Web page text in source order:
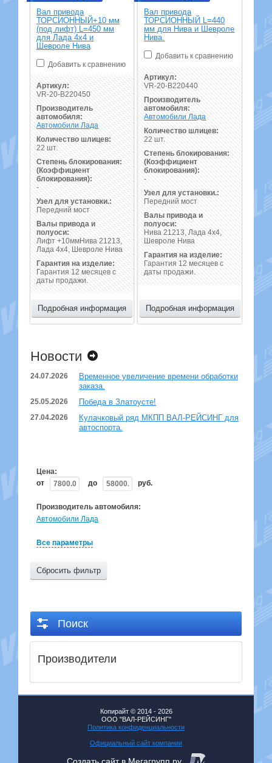
Поиск
Производители
Вал привода
ТОРСИОННЫЙ+10 мм
(под лифт) L=450 мм
для Лада 4х4 и
Шевроле Нива
Добавить к сравнению
Артикул:
VR-20-B220450
Производитель
автомобиля:
Автомобили Лада
Количество шлицев:
22 шт.
Степень блокирования:
(Коэффициент
блокирования):
-
Узел для установки.:
Передний мост
Валы привода и
полуоси:
Лифт +10ммНива 21213,
Лада 4х4, Шевроле Нива
Гарантия на изделие:
Гарантия 12 месяцев с
даты продажи.
Подробная информация
Вал привода
ТОРСИОННЫЙ L=440
мм для Нива и Шевроле
Нива.
Добавить к сравнению
Артикул:
VR-20-B220440
Производитель
автомобиля:
Автомобили Лада
Количество шлицев:
22 шт.
Степень блокирования:
(Коэффициент
блокирования):
-
Узел для установки.:
Передний мост
Валы привода и
полуоси:
Нива 21213, Лада 4х4,
Шевроле Нива
Гарантия на изделие:
Гарантия 12 месяцев с
даты продажи.
Подробная информация
Новости
24.07.2026
Временное увеличение времени обработки
заказа.
25.05.2026 Победа в Златоусте!
27.04.2026
Кулачковый ряд МКПП ВАЛ-РЕЙСИНГ для
автоспорта.
Цена:
от
до руб.
Производитель автомобиля:
Автомобили Лада
Все параметры
Сбросить фильтр
Копирайт © 2014 - 2026
ООО "ВАЛ-РЕЙСИНГ"
Политика конфиденциальности
Официальный сайт компании
Создать сайтв Мегагрупп.ру